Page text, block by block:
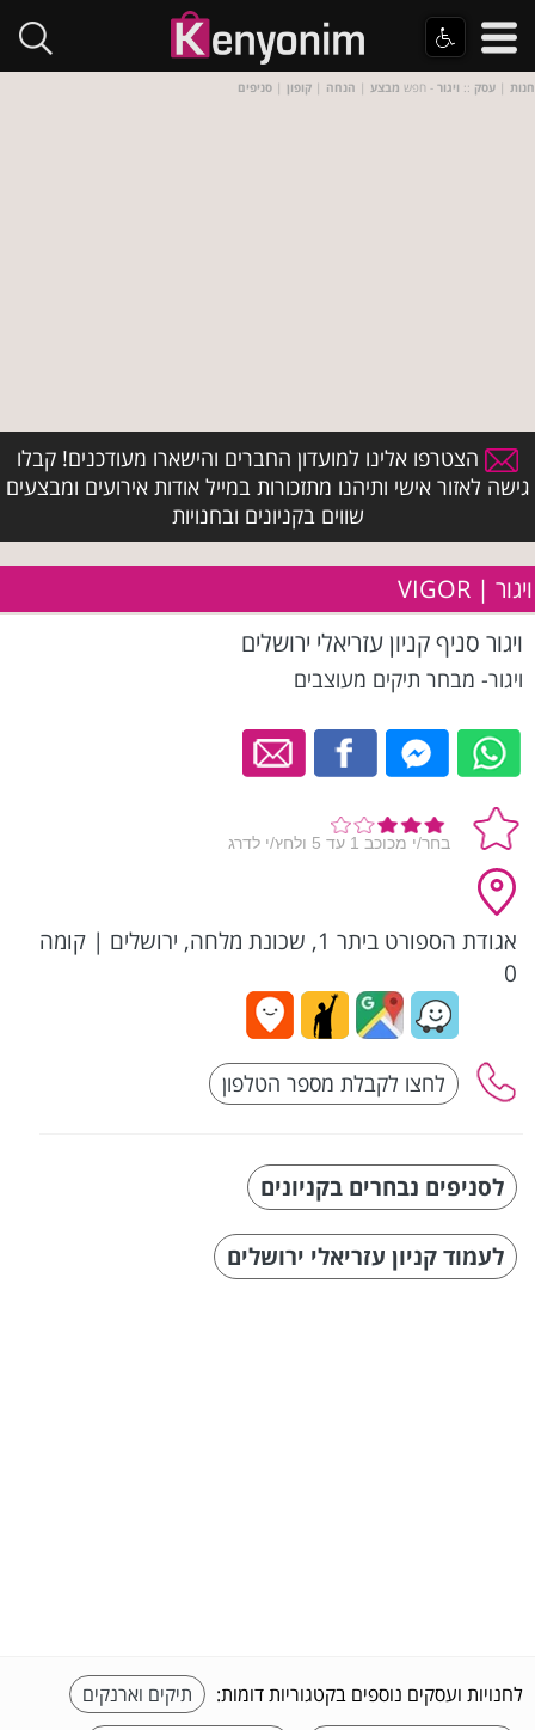
חנות | עסק :: ויגור - חפש מבצע | הנחה | קופון | סניפים
הצטרפו אלינו למועדון החברים והישארו מעודכנים! קבלו
גישה לאזור אישי ותיהנו מתזכורות במייל אודות אירועים ומבצעים
שווים בקניונים ובחנויות
ויגור | VIGOR
ויגור סניף קניון עזריאלי ירושלים
ויגור- מבחר תיקים מעוצבים
אגודת הספורט ביתר 1, שכונת מלחה, ירושלים | קומה
0
לסניפים נבחרים בקניונים
לעמוד קניון עזריאלי ירושלים
לחנויות ועסקים נוספים בקטגוריות דומות:
תיקים וארנקים